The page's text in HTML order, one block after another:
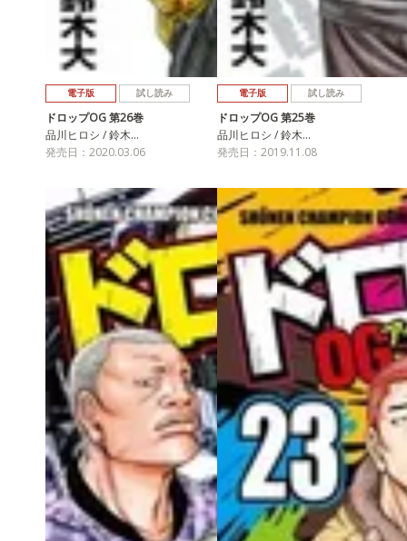
電子版 試し読み
ドロップOG 第26巻
品川ヒロシ / 鈴木…
発売日：2020.03.06
電子版 試し読み
ドロップOG 第25巻
品川ヒロシ / 鈴木…
発売日：2019.11.08